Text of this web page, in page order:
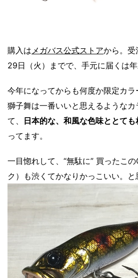
購入はメガバス公式ストアから。受
29日（火）までで、手元に届くは年
今年になってからも何度か限定カ
獅子舞は一番いいと思えるようなカ
て、
日本的な、和風な色味ととて
ってます。
一目惚れして、“無駄に” 買ったこ
ク）も渋くてかなりかっこいい。と